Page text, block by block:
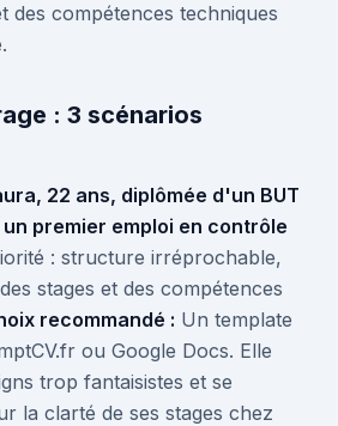
des compétences techniques
: 3 scénarios
22 ans, diplômée d'un BUT
premier emploi en contrôle
: structure irréprochable,
stages et des compétences
recommandé : Un template
ou Google Docs. Elle
trop fantaisistes et se
la clarté de ses stages chez